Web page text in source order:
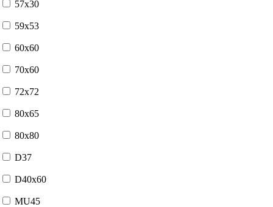
57x30
59x53
60x60
70x60
72x72
80x65
80x80
D37
D40x60
MU45